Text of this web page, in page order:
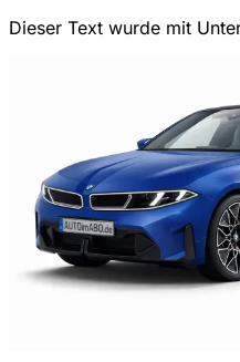
Dieser Text wurde mit